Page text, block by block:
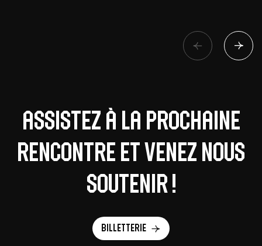
Assistez à la prochaine
rencontre et venez nous
soutenir !
Billetterie